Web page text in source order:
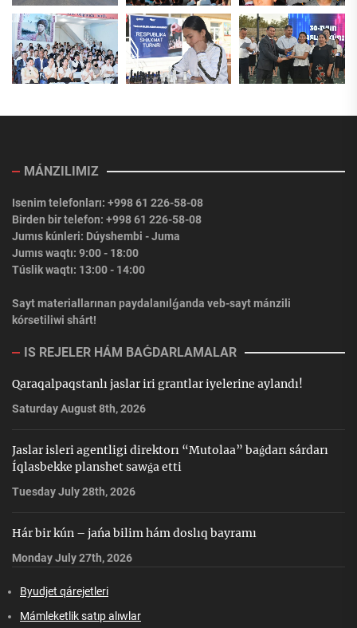
MÁNZILIMIZ
Isenim telefonları: +998 61 226-58-08
Birden bir telefon: +998 61 226-58-08
Jumıs kúnleri: Dúyshembi - Juma
Jumıs waqtı: 9:00 - 18:00
Túslik waqtı: 13:00 - 14:00
Sayt materiallarınan paydalanılǵanda veb-sayt mánzili
kórsetiliwi shárt!
IS REJELER HÁM BAǴDARLAMALAR
Qaraqalpaqstanlı jaslar iri grantlar iyelerine aylandı!
Saturday August 8th, 2026
Jaslar isleri agentligi direktorı “Mutolaa” baǵdarı sárdarı
Íqlasbekke planshet sawǵa etti
Tuesday July 28th, 2026
Hár bir kún – jańa bilim hám doslıq bayramı
Monday July 27th, 2026
Byudjet qárejetleri
Mámleketlik satıp alıwlar